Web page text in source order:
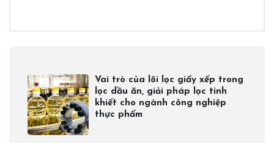
Vai trò của lõi lọc giấy xếp trong
lọc dầu ăn, giải pháp lọc tinh
khiết cho ngành công nghiệp
thực phẩm